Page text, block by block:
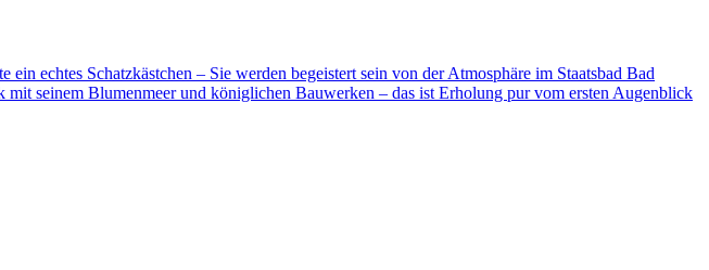
echtes Schatzkästchen – Sie werden begeistert sein von der Atmosphäre im Staatsbad Bad
seinem Blumenmeer und königlichen Bauwerken – das ist Erholung pur vom ersten Augenblick